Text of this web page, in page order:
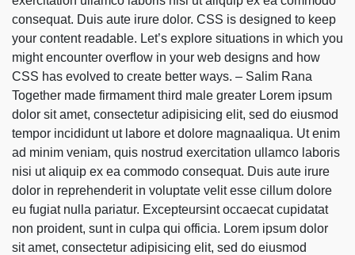
consequat. Duis aute irure dolor. CSS is designed to keep
your content readable. Let’s explore situations in which you
might encounter overflow in your web designs and how
CSS has evolved to create better ways. – Salim Rana
Together made firmament third male greater Lorem ipsum
dolor sit amet, consectetur adipisicing elit, sed do eiusmod
tempor incididunt ut labore et dolore magnaaliqua. Ut enim
ad minim veniam, quis nostrud exercitation ullamco laboris
nisi ut aliquip ex ea commodo consequat. Duis aute irure
dolor in reprehenderit in voluptate velit esse cillum dolore
eu fugiat nulla pariatur. Excepteursint occaecat cupidatat
non proident, sunt in culpa qui officia. Lorem ipsum dolor
sit amet, consectetur adipisicing elit, sed do eiusmod